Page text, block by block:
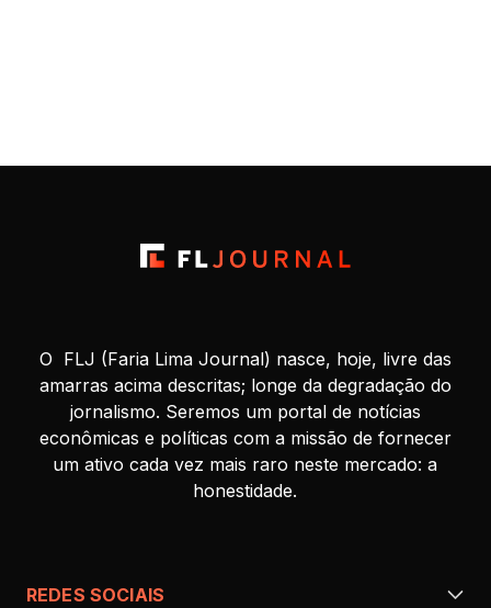
O FLJ (Faria Lima Journal) nasce, hoje, livre das
amarras acima descritas; longe da degradação do
jornalismo. Seremos um portal de notícias
econômicas e políticas com a missão de fornecer
um ativo cada vez mais raro neste mercado: a
honestidade.
REDES SOCIAIS